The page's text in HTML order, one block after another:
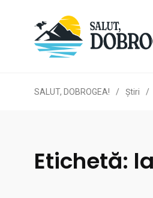
SALUT, DOBROGEA! / Ştiri /
Etichetă: